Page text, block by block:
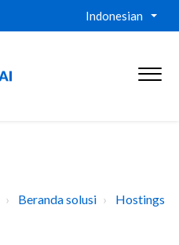
Indonesian
Beranda solusi
Hostings